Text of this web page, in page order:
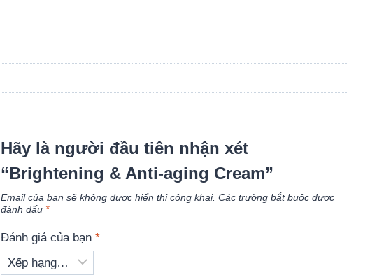
Hãy là người đầu tiên nhận xét
“Brightening & Anti-aging Cream”
Email của bạn sẽ không được hiển thị công khai. Các trường bắt buộc được
đánh dấu *
Đánh giá của bạn*